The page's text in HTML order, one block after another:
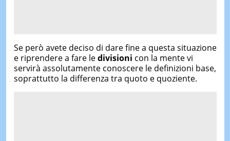
Se però avete deciso di dare fine a questa situazione
e riprendere a fare ledivisioni con la mente vi
servirà assolutamente conoscere le definizioni base,
soprattutto la differenza tra quoto e quoziente.